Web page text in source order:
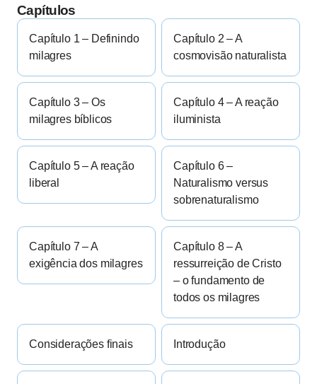
Capítulos
Capítulo 1 – Definindo
milagres
Capítulo 2 – A
cosmovisão naturalista
Capítulo 3 – Os
milagres bíblicos
Capítulo 4 – A reação
iluminista
Capítulo 5 – A reação
liberal
Capítulo 6 –
Naturalismo versus
sobrenaturalismo
Capítulo 7 – A
exigência dos milagres
Capítulo 8 – A
ressurreição de Cristo
– o fundamento de
todos os milagres
Considerações finais Introdução